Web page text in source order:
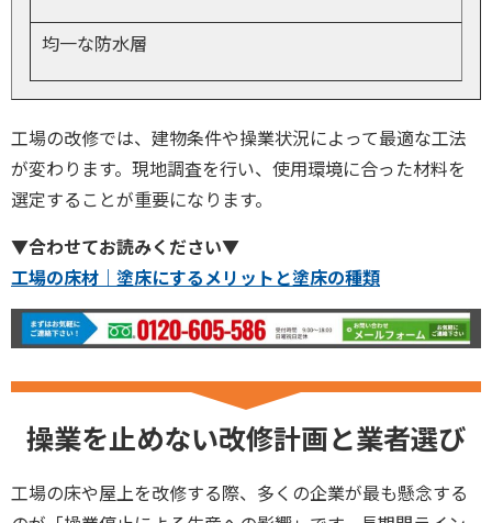
均一な防水層
工場の改修では、建物条件や操業状況によって最適な工法
が変わります。現地調査を行い、使用環境に合った材料を
選定することが重要になります。
▼合わせてお読みください▼
工場の床材｜塗床にするメリットと塗床の種類
操業を止めない改修計画と業者選び
工場の床や屋上を改修する際、多くの企業が最も懸念する